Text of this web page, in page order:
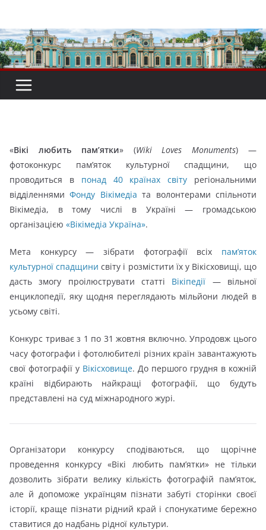
вмісту
«Вікі любить пам’ятки» (Wiki Loves Monuments) —
фотоконкурс пам’яток культурної спадщини, що
проводиться в понад 40 країнах світу регіональними
відділеннямиФонду Вікімедіа та волонтерами спільноти
Вікімедіа, в тому числі в Україні — громадською
організацією «Вікімедіа Україна».
Мета конкурсу — зібрати фотографії всіх пам’яток
культурної спадщини світу і розмістити їх у Вікісховищі, що
дасть змогу проілюструвати статті Вікіпедії — вільної
енциклопедії, яку щодня переглядають мільйони людей в
усьому світі.
Конкурс триває з 1 по 31 жовтня включно. Упродовж цього
часу фотографи і фотолюбителі різних країн завантажують
свої фотографії у Вікісховище. До першого грудня в кожній
країні відбирають найкращі фотографії, що будуть
представлені на суд міжнародного журі.
Організатори конкурсу сподіваються, що щорічне
проведення конкурсу «Вікі любить пам’ятки» не тільки
дозволить зібрати велику кількість фотографій пам’яток,
але й допоможе українцям пізнати забуті сторінки своєї
історії, краще пізнати рідний край і спонукатиме бережно
ставитися до надбань рідної культури.